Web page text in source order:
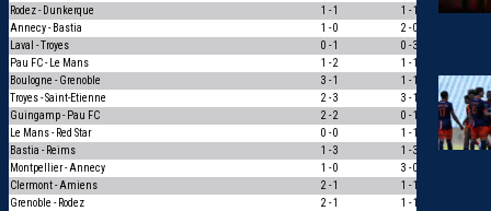
Rodez - Dunkerque
1 - 1 1 - 1
Annecy - Bastia
1 - 0 2 - 0
Laval - Troyes
0 - 1 0 - 3
Pau FC - Le Mans
1 - 2 1 - 1
Boulogne - Grenoble
3 - 1 1 - 1
0
Troyes - Saint-Etienne
2 - 3 3 - 1
0
Guingamp - Pau FC
2 - 2 0 - 1
0
Le Mans - Red Star
0 - 0 1 - 1
1
Bastia - Reims
1 - 3 1 - 3
3
Montpellier - Annecy
1 - 0 3 - 0
Clermont - Amiens
2 - 1 1 - 1
Grenoble - Rodez
2 - 1 1 - 1